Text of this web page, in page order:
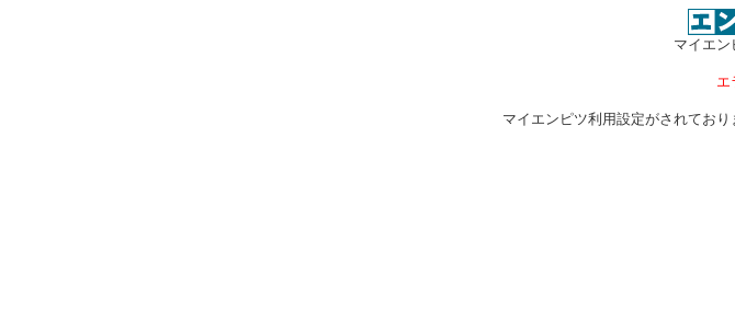
マイエン
エ
マイエンピツ利用設定がされてお